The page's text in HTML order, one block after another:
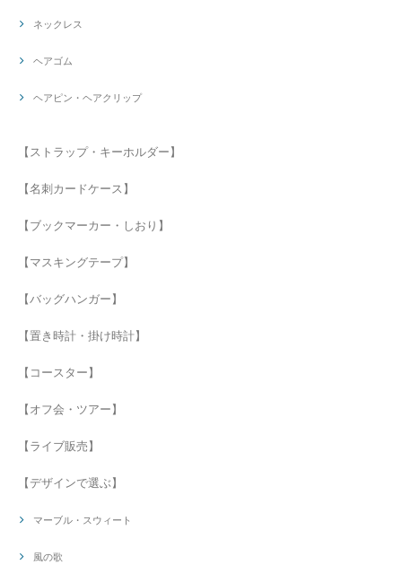
ネックレス
ヘアゴム
ヘアピン・ヘアクリップ
【ストラップ・キーホルダー】
【名刺カードケース】
【ブックマーカー・しおり】
【マスキングテープ】
【バッグハンガー】
【置き時計・掛け時計】
【コースター】
【オフ会・ツアー】
【ライブ販売】
【デザインで選ぶ】
マーブル・スウィート
風の歌